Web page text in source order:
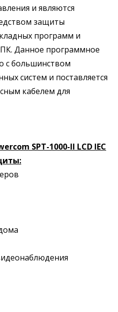
и являются
защиты
программ и
Данное программное
с большинством
систем и поставляется
кабелем для
SPT-1000-II LCD IEC